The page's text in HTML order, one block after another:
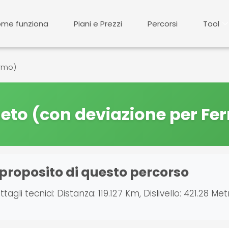
funziona Piani e Prezzi Percorsi Tool
(con deviazione per
di questo percorso
tecnici: Distanza: 119.127 Km, Dislivello: 421.28